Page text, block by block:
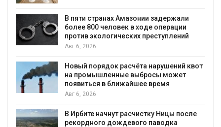
В пяти странах Амазонии задержали
более 800 человек в ходе операции
против экологических преступлений
Авг 6, 2026
Новый порядок расчёта нарушений квот
на промышленные выбросы может
появиться в ближайшее время
Авг 6, 2026
В Ирбите начнут расчистку Ницы после
рекордного дождевого паводка